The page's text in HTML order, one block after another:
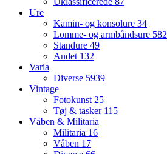
Ure
Kamin- og konsolure 34
Lomme- og armbåndsure 582
Standure 49
Andet 132
Varia
Diverse 5939
Vintage
Fotokunst 25
Tøj & tasker 115
Våben & Militaria
Militaria 16
Våben 17